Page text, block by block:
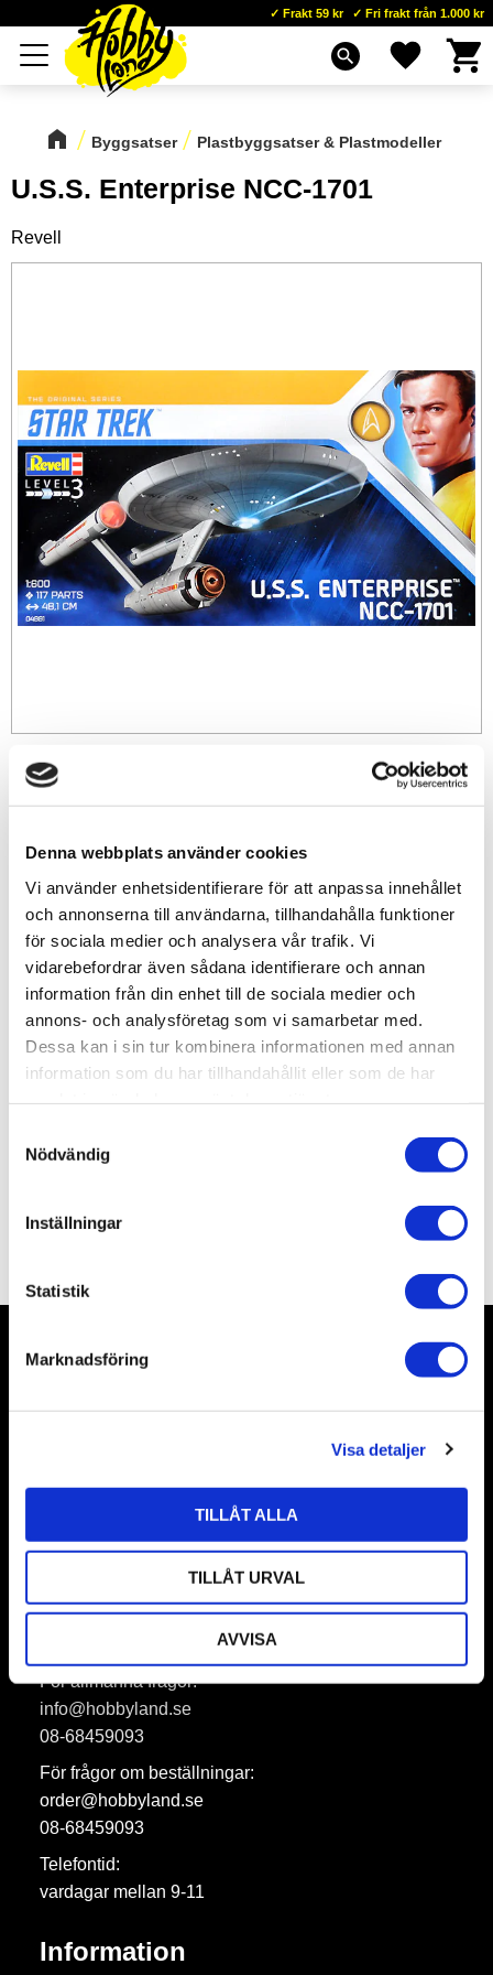
Denna webbplats använder cookies
Vi använder enhetsidentifierare för att anpassa innehållet
och annonserna till användarna, tillhandahålla funktioner
för sociala medier och analysera vår trafik. Vi
vidarebefordrar även sådana identifierare och annan
information från din enhet till de sociala medier och
annons- och analysföretag som vi samarbetar med.
Dessa kan i sin tur kombinera informationen med annan
information som du har tillhandahållit eller som de har
Nödvändig
Inställningar
Statistik
Marknadsföring
Visa detaljer
TILLÅT ALLA
TILLÅT URVAL
AVVISA
Meny
Frakt 59 kr Fri frakt från 1.000 kr
search Favoriter
Byggsatser Plastbyggsatser & Plastmodeller
U.S.S. Enterprise NCC-1701
Revell
509sek
+
-
Lägg till i favoriter
Lagerstatus
Beställningsvara
Artikelnr
RE04991
Väntas av leverantör: 2026-09-17
Omdömen
Prenumerera
Hobbyland AB
För allmänna frågor:
info@hobbyland.se
08-68459093
För frågor om beställningar:
order@hobbyland.se
08-68459093
Telefontid:
vardagar mellan 9-11
Information